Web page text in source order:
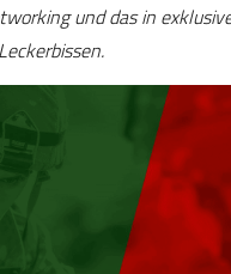
und das in